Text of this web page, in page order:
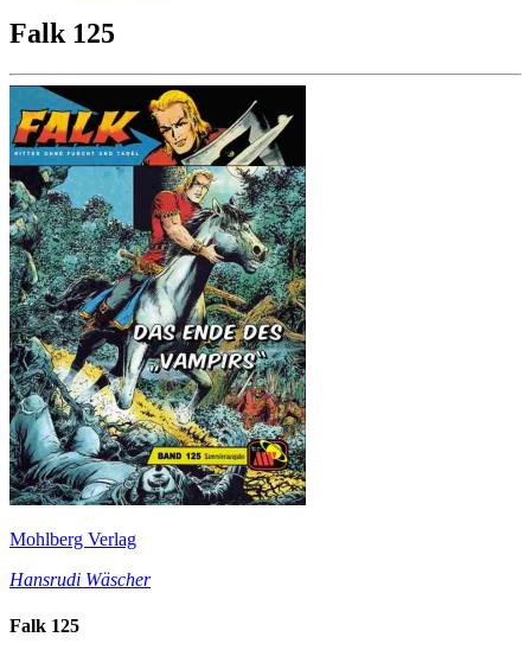
Falk 125
Mohlberg Verlag
Hansrudi Wäscher
Falk 125